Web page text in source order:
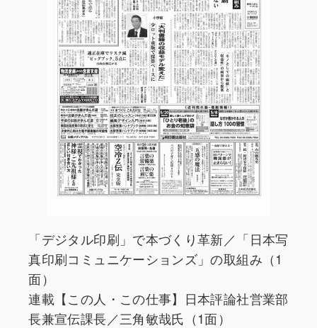
「デジタル印刷」で本づくり革新／「日本写
真印刷コミュニケーションズ」の取組み（1
面）
連載【この人・この仕事】日本評論社営業部
長兼宣伝課長／三角敏哉氏（1面）